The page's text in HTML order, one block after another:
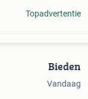
Topadvertentie
Bieden
Vandaag